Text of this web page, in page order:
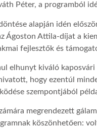
Péter, a programból
alapján idén
Ágoston Attila-díjat a
fejlesztők és
elhunyt kiváló
hogy ezentúl
szempontjából
megrendezett
köszönhetően: